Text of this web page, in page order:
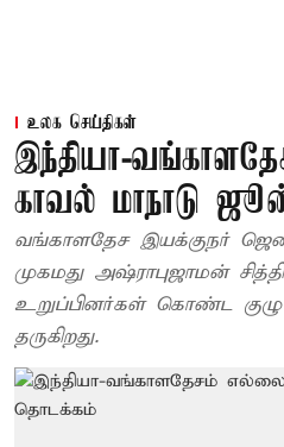
உலக செய்திகள்
இந்தியா-
காவல் மாநாடு
வங்காளதேச இயக்குநர்
முகமது அஷ்ராபுஜாமன்
உறுப்பினர்கள் கொண்ட குழு
தருகிறது.